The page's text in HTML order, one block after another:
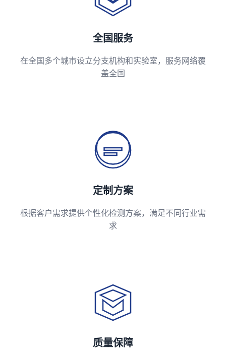
全国服务
在全国多个城市设立分支机构和实验室，服务网络覆
盖全国
定制方案
根据客户需求提供个性化检测方案，满足不同行业需
求
质量保障